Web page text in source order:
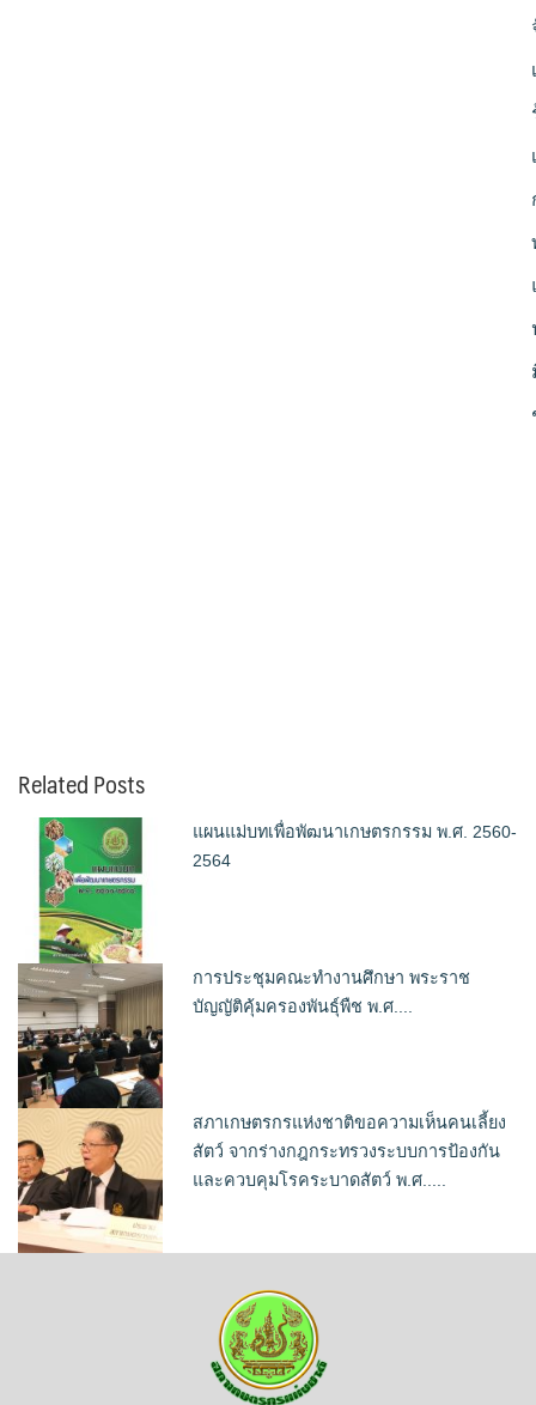
Related Posts
แผนแม่บทเพื่อพัฒนาเกษตรกรรม พ.ศ. 2560-
2564
การประชุมคณะทำงานศึกษา พระราช
บัญญัติคุ้มครองพันธุ์พืช พ.ศ....
สภาเกษตรกรแห่งชาติขอความเห็นคนเลี้ยง
สัตว์ จากร่างกฎกระทรวงระบบการป้องกัน
และควบคุมโรคระบาดสัตว์ พ.ศ.....